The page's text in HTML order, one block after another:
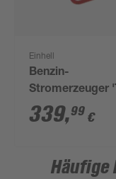
Einhell
Benzin-
Stromerzeuger
PG 25/1/E5'
339,99 €
Häufige